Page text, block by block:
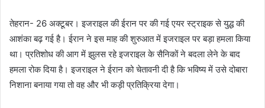
तेहरान- 26 अक्टूबर। इजराइल की ईरान पर की गई एयर स्ट्राइक से युद्ध की
आशंका बढ़ गई है। ईरान ने इस माह की शुरुआत में इजराइल पर बड़ा हमला किया
था। प्रतिशोध की आग में झुलस रहे इजराइल के सैनिकों ने बदला लेने के बाद
हमला रोक दिया है। इजराइल ने ईरान को चेतावनी दी है कि भविष्य में उसे दोबारा
निशाना बनाया गया तो वह और भी कड़ी प्रतिक्रिया देगा।